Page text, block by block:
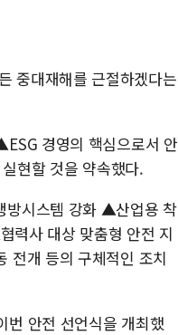
중대재해를 근절하겠다는
경영의 핵심으로서 안
현할 것을 약속했다.
방시스템 강화 ▲산업용 착
력사 대상 맞춤형 안전 지
개 등의 구체적인 조치
번 안전 선언식을 개최했